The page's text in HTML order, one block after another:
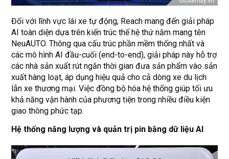
Đối với lĩnh vực lái xe tự động, Reach mang đến giải pháp
AI toàn diện dựa trên kiến trúc thế hệ thứ năm mang tên
NeuAUTO. Thông qua cấu trúc phần mềm thống nhất và
các mô hình AI đầu-cuối (end-to-end), giải pháp này hỗ trợ
các nhà sản xuất rút ngắn thời gian đưa sản phẩm vào sản
xuất hàng loạt, áp dụng hiệu quả cho cả dòng xe du lịch
lẫn xe thương mại. Việc đồng bộ hóa hệ thống giúp tối ưu
khả năng vận hành của phương tiện trong nhiều điều kiện
giao thông phức tạp.
Hệ thống năng lượng và quản trị pin bằng dữ liệu AI